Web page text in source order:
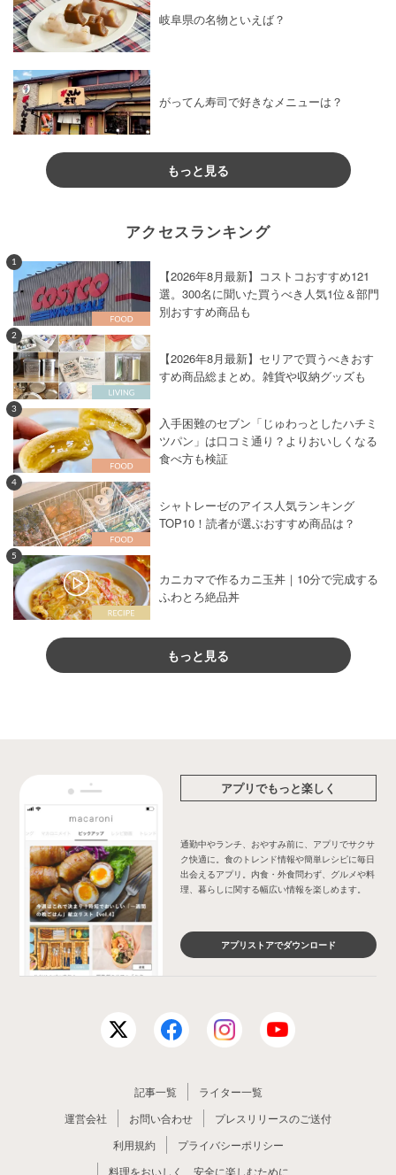
岐阜県の名物といえば？
がってん寿司で好きなメニューは？
もっと見る
アクセスランキング
1
【2026年8月最新】コストコおすすめ121
選。300名に聞いた買うべき人気1位＆部門
別おすすめ商品も
2
【2026年8月最新】セリアで買うべきおす
すめ商品総まとめ。雑貨や収納グッズも
3
入手困難のセブン「じゅわっとしたハチミ
ツパン」は口コミ通り？よりおいしくなる
食べ方も検証
4
シャトレーゼのアイス人気ランキング
TOP10！読者が選ぶおすすめ商品は？
5
カニカマで作るカニ玉丼｜10分で完成する
ふわとろ絶品丼
もっと見る
アプリでもっと楽しく
通勤中やランチ、おやすみ前に、アプリでサクサ
ク快適に。食のトレンド情報や簡単レシピに毎日
出会えるアプリ。内食・外食問わず、グルメや料
理、暮らしに関する幅広い情報を楽しめます。
アプリストアでダウンロード
記事一覧
ライター一覧
運営会社
お問い合わせ
プレスリリースのご送付
利用規約
プライバシーポリシー
料理をおいしく、安全に楽しむために